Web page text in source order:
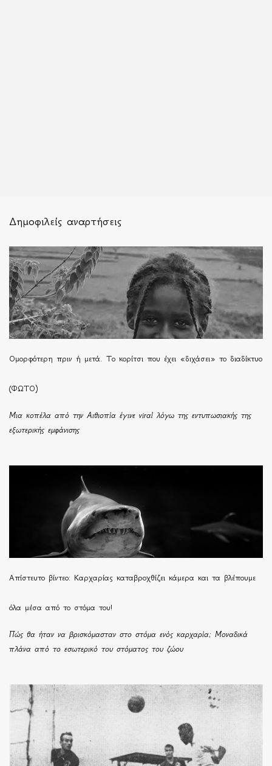
Δημοφιλείς αναρτήσεις
Ομορφότερη πριν ή μετά. Το κορίτσι που έχει «διχάσει» το διαδίκτυο
(ΦΩΤΟ)
Μια κοπέλα από την Αιθιοπία έγινε viral λόγω της εντυπωσιακής της
εξωτερικής εμφάνισης
Απίστευτο βίντεο: Καρχαρίας καταβροχθίζει κάμερα και τα βλέπουμε
όλα μέσα από το στόμα του!
Πώς θα ήταν να βρισκόμασταν στο στόμα ενός καρχαρία; Μοναδικά
πλάνα από το εσωτερικό του στόματος του ζώου